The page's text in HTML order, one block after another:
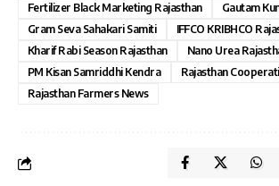
Fertilizer Black Marketing Rajasthan
Gautam
Gram Seva Sahakari Samiti
IFFCO KRIBHCO
Kharif Rabi Season Rajasthan
Nano Urea
PM Kisan Samriddhi Kendra
Rajasthan
Rajasthan Farmers News